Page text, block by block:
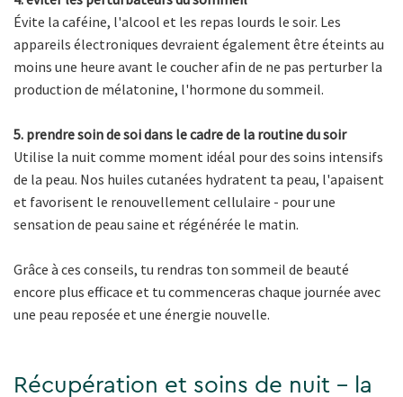
Évite la caféine, l'alcool et les repas lourds le soir. Les
appareils électroniques devraient également être éteints au
moins une heure avant le coucher afin de ne pas perturber la
production de mélatonine, l'hormone du sommeil.
5. prendre soin de soi dans le cadre de la routine du soir
Utilise la nuit comme moment idéal pour des soins intensifs
de la peau. Nos huiles cutanées hydratent ta peau, l'apaisent
et favorisent le renouvellement cellulaire - pour une
sensation de peau saine et régénérée le matin.
Grâce à ces conseils, tu rendras ton sommeil de beauté
encore plus efficace et tu commenceras chaque journée avec
une peau reposée et une énergie nouvelle.
Récupération et soins de nuit - la